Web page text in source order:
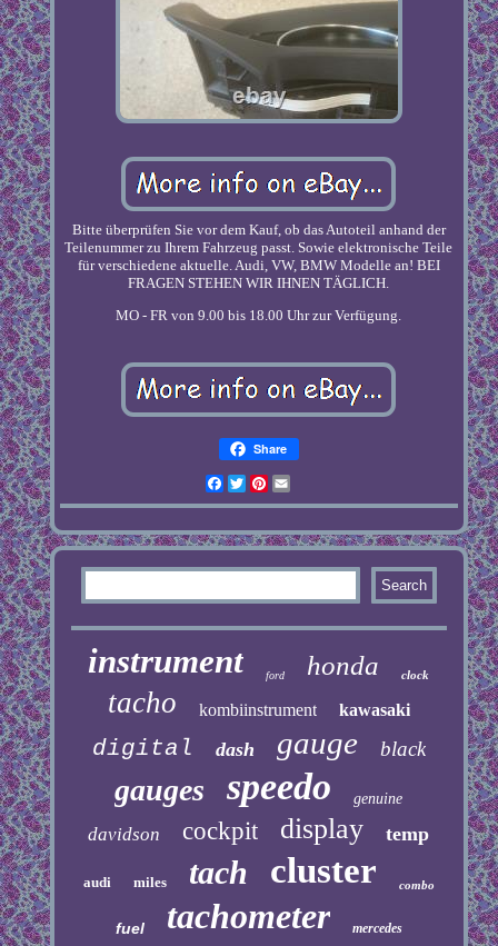
Bitte überprüfen Sie vor dem Kauf, ob das Autoteil anhand der
Teilenummer zu Ihrem Fahrzeug passt. Sowie elektronische Teile
für verschiedene aktuelle. Audi, VW, BMW Modelle an! BEI
FRAGEN STEHEN WIR IHNEN TÄGLICH.
MO - FR von 9.00 bis 18.00 Uhr zur Verfügung.
Share
Facebook
TwitterPinterest
instrument ford honda clock
tacho kombiinstrument kawasaki
digital dash gauge black
gauges speedo genuine
davidson cockpit display temp
audi miles tach cluster combo
fuel tachometer mercedes